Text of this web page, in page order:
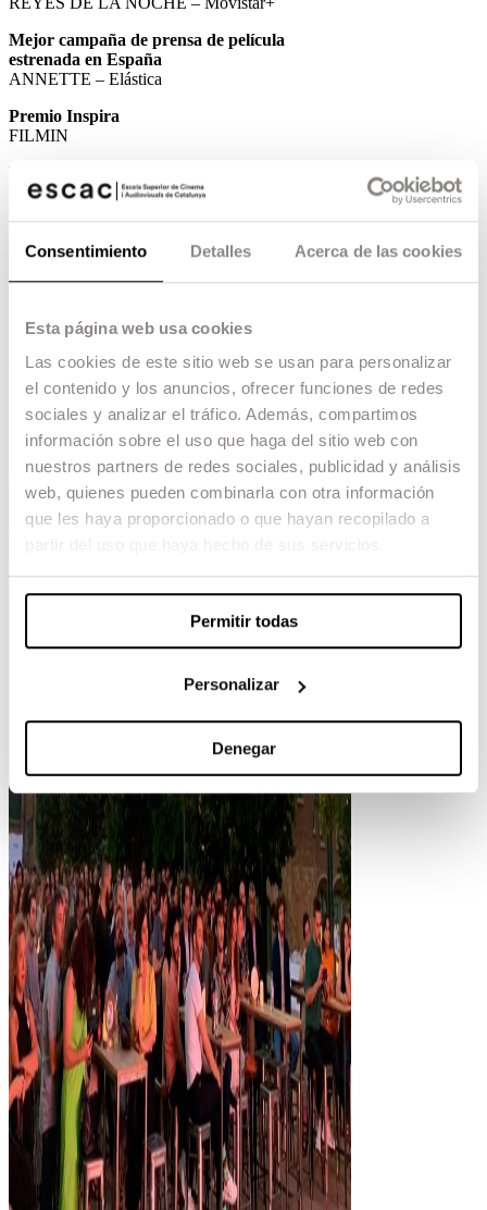
Consentimiento Detalles Acerca de las cookies
Esta página web usa cookies
Las cookies de este sitio web se usan para personalizar
el contenido y los anuncios, ofrecer funciones de redes
sociales y analizar el tráfico. Además, compartimos
información sobre el uso que haga del sitio web con
nuestros partners de redes sociales, publicidad y análisis
web, quienes pueden combinarla con otra información
que les haya proporcionado o que hayan recopilado a
Permitir todas
Personalizar
Denegar
Mejor campaña de prensa de película
estrenada en España
ANNETTE – Elástica
Premio Inspira
FILMIN
Mejor campaña de marketing de obras
audiovisuales no dirigidas a salas
estrenada en España
española
MEDITERRÁNEO – DeAplaneta
Los premios están organizados por la ESCAC y
cuentan con la colaboración de ComScore.